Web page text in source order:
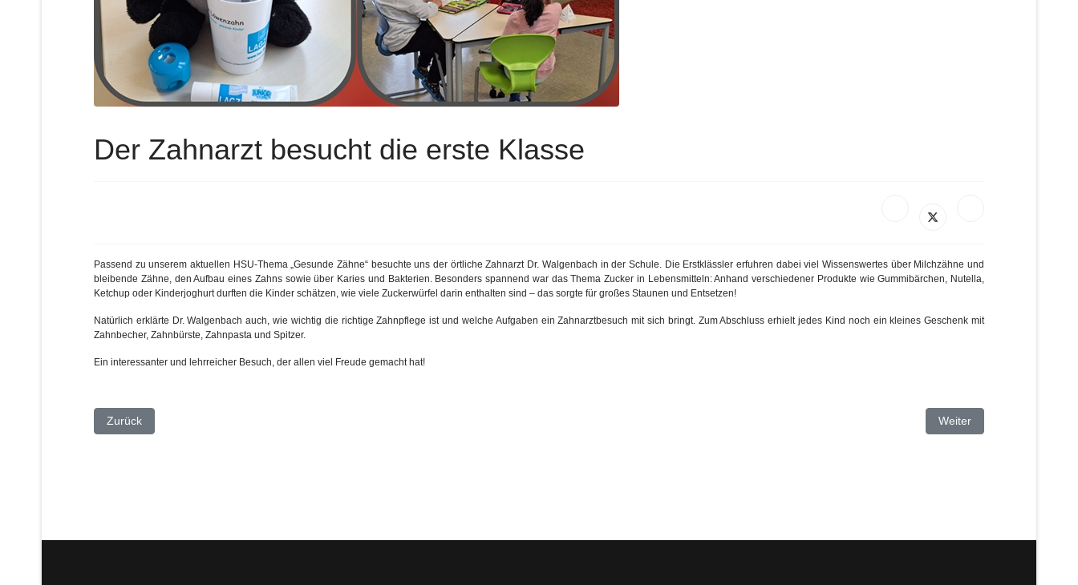
Der Zahnarzt besucht die erste Klasse
Passend zu unserem aktuellen HSU-Thema „Gesunde Zähne“ besuchte uns der örtliche Zahnarzt Dr. Walgenbach in der Schule. Die Erstklässler erfuhren dabei viel Wissenswertes über Milchzähne und
bleibende Zähne, den Aufbau eines Zahns sowie über Karies und Bakterien. Besonders spannend war das Thema Zucker in Lebensmitteln: Anhand verschiedener Produkte wie Gummibärchen, Nutella,
Ketchup oder Kinderjoghurt durften die Kinder schätzen, wie viele Zuckerwürfel darin enthalten sind – das sorgte für großes Staunen und Entsetzen!
Natürlich erklärte Dr. Walgenbach auch, wie wichtig die richtige Zahnpflege ist und welche Aufgaben ein Zahnarztbesuch mit sich bringt. Zum Abschluss erhielt jedes Kind noch ein kleines Geschenk mit
Zahnbecher, Zahnbürste, Zahnpasta und Spitzer.
Ein interessanter und lehrreicher Besuch, der allen viel Freude gemacht hat!
Vorheriger Beitrag: Klasse 2000 in der 3.Klasse
Zurück Nächster Beitrag:
Weiter